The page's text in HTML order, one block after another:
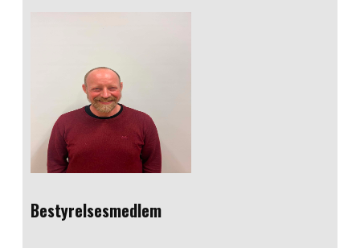
Bestyrelsesmedlem